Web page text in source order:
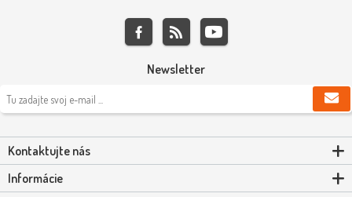
Newsletter
Kontaktujte nás
Informácie